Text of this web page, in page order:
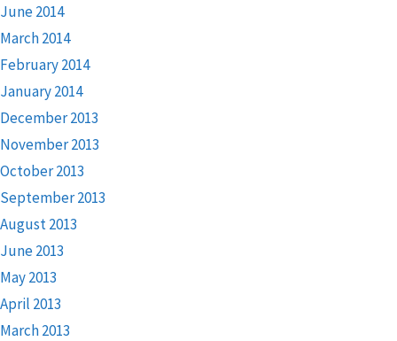
June 2014
March 2014
February 2014
January 2014
December 2013
November 2013
October 2013
September 2013
August 2013
June 2013
May 2013
April 2013
March 2013